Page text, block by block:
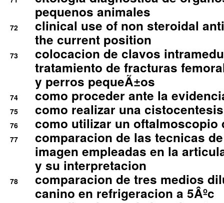
pequenos animales
72
clinical use of non steroidal
the current position
73
colocacion de clavos
tratamiento de fracturas
y perros pequeÃ±os
74 como proceder ante la
75 como realizar una
76 como utilizar un oftalmoscopio
77
comparacion de las tecnicas
imagen empleadas en la
y su interpretacion
78
comparacion de tres medios
canino en refrigeracion a 5Âºc